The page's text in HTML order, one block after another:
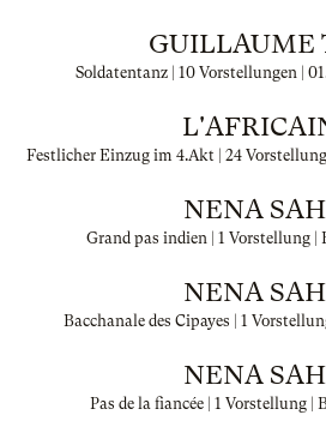
GUILLAUME
Soldatentanz | 10 Vorstellungen |
Festlicher Einzug im 4.Akt | 24
NENA
Grand pas indien | 1 Vorstellung |
NENA
Bacchanale des Cipayes | 1
NENA
Pas de la fiancée | 1 Vorstellung |